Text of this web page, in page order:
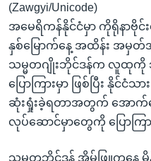
သို့
ကျော်
ရန်
(Zawgyi/Unicode)
အမေရိကန်နိုင်ငံမှာ ကိုရိုနာဗိုင်
နှစ်မြောက်နေ့ အထိန်း အမှတ်
သမ္မတဂျိုးဘိုင်ဒန်က လူထုကို
ပြောကြားမှာ ဖြစ်ပြီး နို
ဆုံးရှုံးခဲ့ရတာအတွက် အောက်
လုပ်ဆောင်မှာတွေကို ပြောကြာ
သမ္မတဘိုင်ဒန် အိမ်ဖြူကနေ မိန့်